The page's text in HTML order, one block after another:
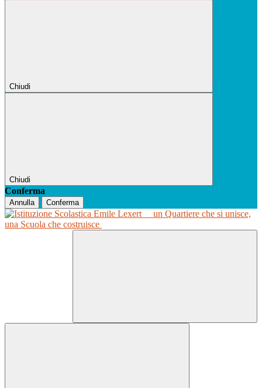
Chiudi
Chiudi
Conferma
Annulla Conferma
un Quartiere che si unisce,
una Scuola che costruisce